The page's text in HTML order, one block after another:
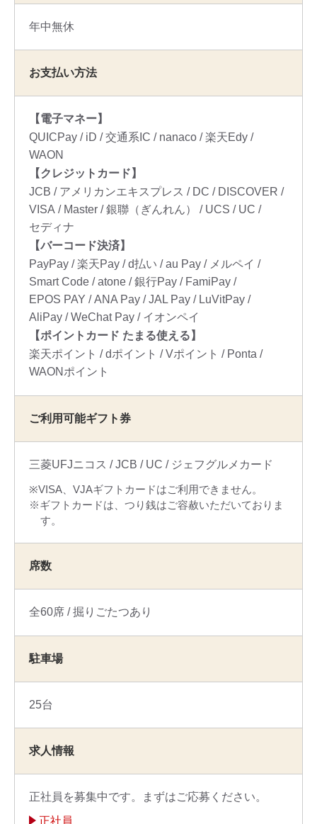
年中無休
お支払い方法
【電子マネー】
QUICPay
iD 交通系IC nanaco
楽天Edy
WAON
【クレジットカード】
JCB
アメリカンエキスプレス DC
DISCOVER
VISA
Master 銀聯（ぎんれん） UCS
UC
セディナ
【バーコード決済】
PayPay
楽天Pay d払い au Pay
メルペイ
Smart Code
atone 銀行Pay
FamiPay
EPOS PAY
ANA Pay JAL Pay
LuVitPay
AliPay
WeChat Pay
イオンペイ
【ポイントカード たまる使える】
楽天ポイント
dポイント Vポイント
Ponta
WAONポイント
ご利用可能ギフト券
三菱UFJニコス JCB UC ジェフグルメカード
VISA、VJAギフトカードはご利用できません。
ギフトカードは、つり銭はご容赦いただいておりま
す。
席数
全60席 掘りごたつあり
駐車場
25台
求人情報
正社員を募集中です。まずはご応募ください。
正社員